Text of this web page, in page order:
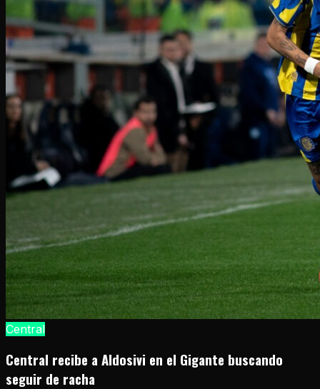
Central
Central recibe a Aldosivi en el Gigante buscando
seguir de racha